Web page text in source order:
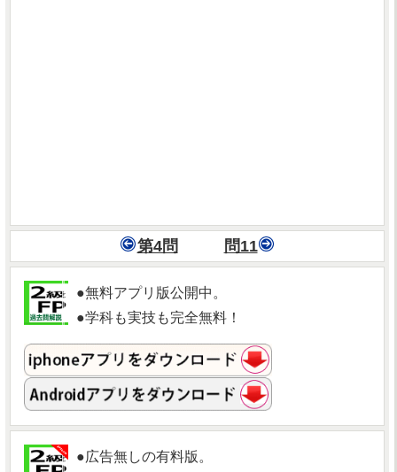
第4問 問11
●無料アプリ版公開中。
●学科も実技も完全無料！
●広告無しの有料版。